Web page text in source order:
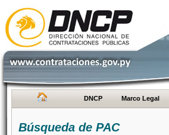
DNCP Marco Legal
Búsqueda de PAC